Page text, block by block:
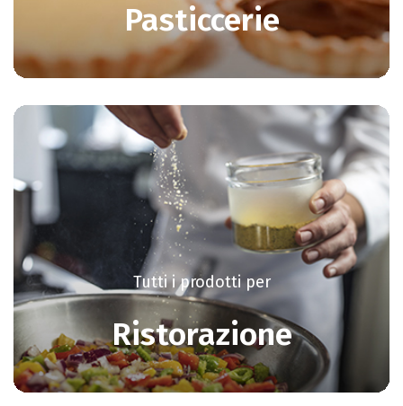
Pasticcerie
Tutti i prodotti per
Ristorazione